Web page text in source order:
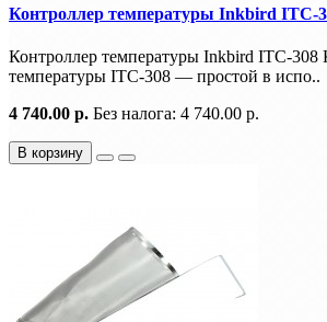
Контроллер температуры Inkbird ITC-
Контроллер температуры Inkbird ITC-308
температуры ITC-308 — простой в испо..
4 740.00 р. Без налога: 4 740.00 р.
В корзину